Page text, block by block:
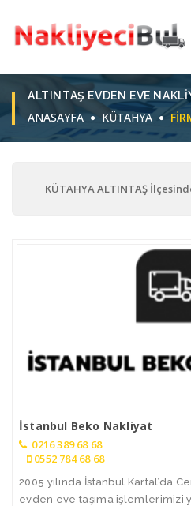
ALTINTAŞ EVDEN EVE
ANASAYFA KÜTAHYA
KÜTAHYA ALTINTAŞ
İstanbul Beko Nakliyat
0216 389 68 68
0552 784 68 68
2005 yılında İstanbul Kartal’da
evden eve taşıma işlemlerimizi